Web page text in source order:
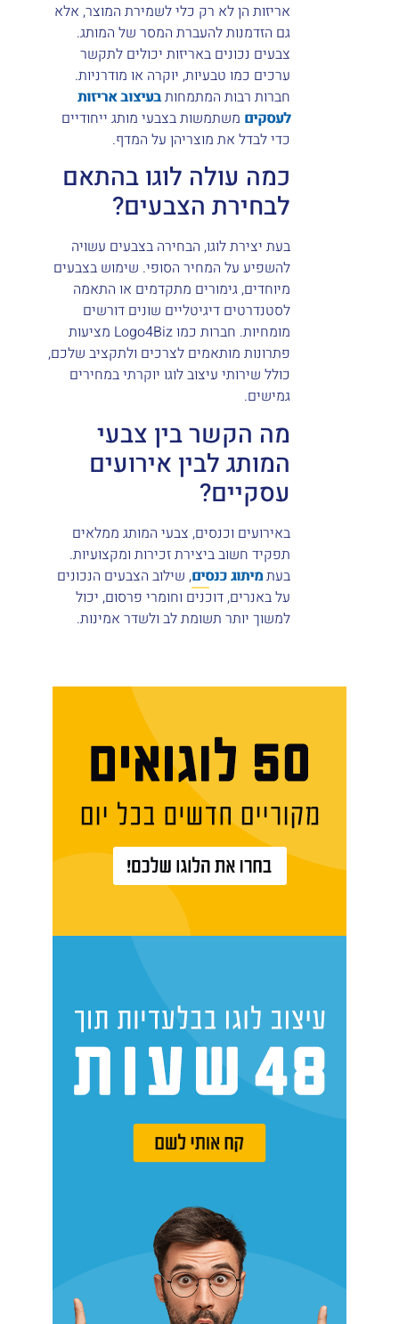
אריזות הן לא רק כלי לשמירת המוצר, אלא
גם הזדמנות להעברת המסר של המותג.
צבעים נכונים באריזות יכולים לתקשר
ערכים כמו טבעיות, יוקרה או מודרניות.
חברות רבות המתמחותבעיצוב אריזות
לעסקיםמשתמשות בצבעי מותג ייחודיים
כדי לבדל את מוצריהן על המדף.
כמה עולה לוגו בהתאם
לבחירת הצבעים?
בעת יצירת לוגו, הבחירה בצבעים עשויה
להשפיע על המחיר הסופי. שימוש בצבעים
מיוחדים, גימורים מתקדמים או התאמה
לסטנדרטים דיגיטליים שונים דורשים
מומחיות. חברות כמו Logo4Biz מציעות
פתרונות מותאמים לצרכים ולתקציב שלכם,
כולל שירותי עיצוב לוגו יוקרתי במחירים
גמישים.
מה הקשר בין צבעי
המותג לבין אירועים
עסקיים?
באירועים וכנסים, צבעי המותג ממלאים
תפקיד חשוב ביצירת זכירות ומקצועיות.
בעתמיתוג כנסים, שילוב הצבעים הנכונים
על באנרים, דוכנים וחומרי פרסום, יכול
למשוך יותר תשומת לב ולשדר אמינות.